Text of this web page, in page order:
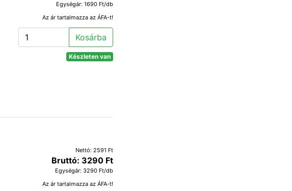
Egységár: 1690 Ft/db
Az ár tartalmazza az ÁFA-t!
Kosárba
Készleten van
Nettó: 2591 Ft
Bruttó: 3290 Ft
Egységár: 3290 Ft/db
Az ár tartalmazza az ÁFA-t!